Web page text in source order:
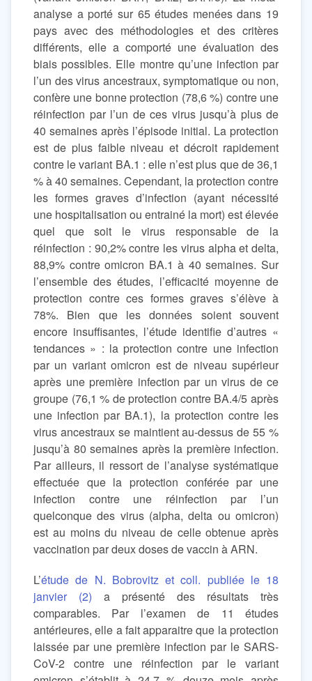
analyse a porté sur 65 études menées dans 19
pays avec des méthodologies et des critères
différents, elle a comporté une évaluation des
biais possibles. Elle montre qu’une infection par
l’un des virus ancestraux, symptomatique ou non,
confère une bonne protection (78,6 %) contre une
réinfection par l’un de ces virus jusqu’à plus de
40 semaines après l’épisode initial. La protection
est de plus faible niveau et décroit rapidement
contre le variant BA.1 : elle n’est plus que de 36,1
% à 40 semaines. Cependant, la protection contre
les formes graves d’infection (ayant nécessité
une hospitalisation ou entrainé la mort) est élevée
quel que soit le virus responsable de la
réinfection : 90,2% contre les virus alpha et delta,
88,9% contre omicron BA.1 à 40 semaines. Sur
l’ensemble des études, l’efficacité moyenne de
protection contre ces formes graves s’élève à
78%. Bien que les données soient souvent
encore insuffisantes, l’étude identifie d’autres «
tendances » : la protection contre une infection
par un variant omicron est de niveau supérieur
après une première infection par un virus de ce
groupe (76,1 % de protection contre BA.4/5 après
une infection par BA.1), la protection contre les
virus ancestraux se maintient au-dessus de 55 %
jusqu’à 80 semaines après la première infection.
Par ailleurs, il ressort de l’analyse systématique
effectuée que la protection conférée par une
infection contre une réinfection par l’un
quelconque des virus (alpha, delta ou omicron)
est au moins du niveau de celle obtenue après
vaccination par deux doses de vaccin à ARN.
L’étude de N. Bobrovitz et coll. publiée le 18
janvier (2) a présenté des résultats très
comparables. Par l’examen de 11 études
antérieures, elle a fait apparaitre que la protection
laissée par une première infection par le SARS-
CoV-2 contre une réinfection par le variant